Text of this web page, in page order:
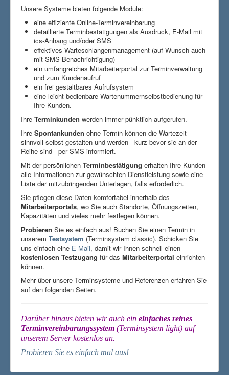
Unsere Systeme bieten folgende Module:
eine effiziente Online-Terminvereinbarung
detaillierte Terminbestätigungen als Ausdruck, E-Mail mit
ics-Anhang und/oder SMS
effektives Warteschlangenmanagement (auf Wunsch auch
mit SMS-Benachrichtigung)
ein umfangreiches Mitarbeiterportal zur Terminverwaltung
und zum Kundenaufruf
ein frei gestaltbares Aufrufsystem
eine leicht bedienbare Wartenummernselbstbedienung für
Ihre Kunden.
Ihre Terminkunden werden immer pünktlich aufgerufen.
Ihre Spontankunden ohne Termin können die Wartezeit
sinnvoll selbst gestalten und werden - kurz bevor sie an der
Reihe sind - per SMS informiert.
Mit der persönlichen Terminbestätigung erhalten Ihre Kunden
alle Informationen zur gewünschten Dienstleistung sowie eine
Liste der mitzubringenden Unterlagen, falls erforderlich.
Sie pflegen diese Daten komfortabel innerhalb des
Mitarbeiterportals, wo Sie auch Standorte, Öffnungszeiten,
Kapazitäten und vieles mehr festlegen können.
Probieren Sie es einfach aus! Buchen Sie einen Termin in
unserem Testsystem (Terminsystem classic). Schicken Sie
uns einfach eine E-Mail, damit wir Ihnen schnell einen
kostenlosen Testzugang für das Mitarbeiterportal einrichten
können.
Mehr über unsere Terminsysteme und Referenzen erfahren Sie
auf den folgenden Seiten.
Darüber hinaus bieten wir auch ein einfaches reines
Terminvereinbarungssystem (Terminsystem light) auf
unserem Server kostenlos an.
Probieren Sie es einfach mal aus!